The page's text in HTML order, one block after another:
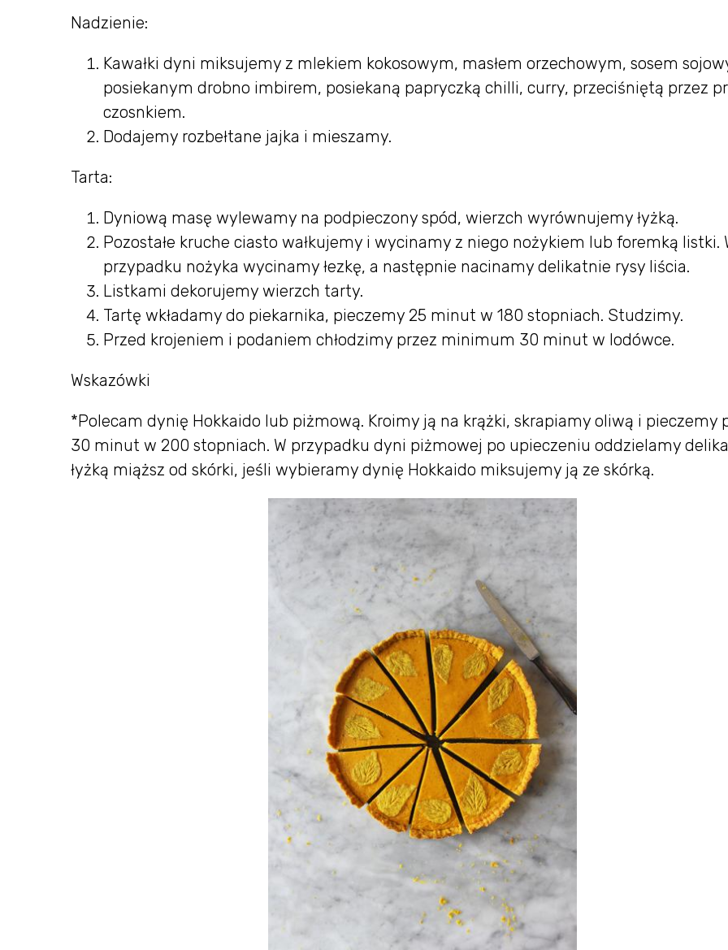
Nadzienie:
Kawałki dyni miksujemy z mlekiem kokosowym, masłem orzechowym, sosem
posiekanym drobno imbirem, posiekaną papryczką chilli, curry, przeciśniętą przez
czosnkiem.
Dodajemy rozbełtane jajka i mieszamy.
Tarta:
Dyniową masę wylewamy na podpieczony spód, wierzch wyrównujemy łyżką.
Pozostałe kruche ciasto wałkujemy i wycinamy z niego nożykiem lub foremką listki.
przypadku nożyka wycinamy łezkę, a następnie nacinamy delikatnie rysy liścia.
Listkami dekorujemy wierzch tarty.
Tartę wkładamy do piekarnika, pieczemy 25 minut w 180 stopniach. Studzimy.
Przed krojeniem i podaniem chłodzimy przez minimum 30 minut w lodówce.
Wskazówki
*Polecam dynię Hokkaido lub piżmową. Kroimy ją na krążki, skrapiamy oliwą i pieczemy
30 minut w 200 stopniach. W przypadku dyni piżmowej po upieczeniu oddzielamy
łyżką miąższ od skórki, jeśli wybieramy dynię Hokkaido miksujemy ją ze skórką.